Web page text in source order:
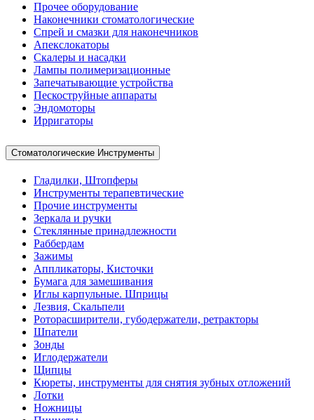
Прочее оборудование
Наконечники стоматологические
Спрей и смазки для наконечников
Апекслокаторы
Скалеры и насадки
Лампы полимеризационные
Запечатывающие устройства
Пескоструйные аппараты
Эндомоторы
Ирригаторы
Стоматологические Инструменты
Гладилки, Штопферы
Инструменты терапевтические
Прочие инструменты
Зеркала и ручки
Стеклянные принадлежности
Раббердам
Зажимы
Аппликаторы, Кисточки
Бумага для замешивания
Иглы карпульные. Шприцы
Лезвия, Скальпели
Роторасширители, губодержатели, ретракторы
Шпатели
Зонды
Иглодержатели
Щипцы
Кюреты, инструменты для снятия зубных отложений
Лотки
Ножницы